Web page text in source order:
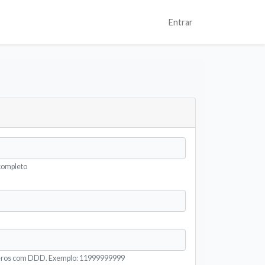
Entrar
com DDD. Exemplo: 11999999999